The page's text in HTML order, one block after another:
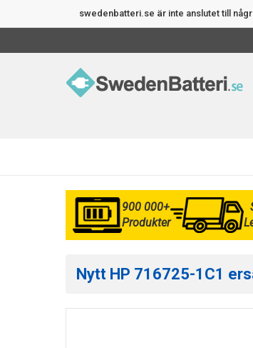
swedenbatteri.se är inte anslutet till
900 000+
Produkter
Nytt HP 716725-1C1